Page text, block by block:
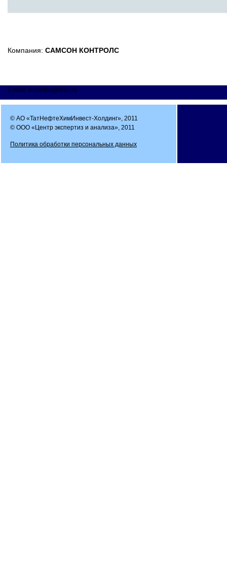
Компания: САМСОН КОНТРОЛС
E-mail: expertmi@mail.ru
© АО «ТатНефтеХимИнвест-Холдинг», 2011
© ООО «Центр экспертиз и анализа», 2011
Политика обработки персональных данных